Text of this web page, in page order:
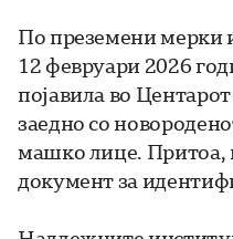
По преземени мерки
12 февруари 2026
појавила во
заедно со
машко лице. Притоа,
документ за